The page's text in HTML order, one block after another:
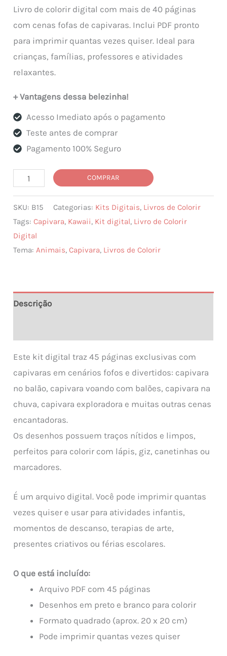
Livro de colorir digital com mais de 40 páginas
com cenas fofas de capivaras. Inclui PDF pronto
para imprimir quantas vezes quiser. Ideal para
crianças, famílias, professores e atividades
relaxantes.
+ Vantagens dessa belezinha!
Acesso Imediato após o pagamento
Teste antes de comprar
Pagamento 100% Seguro
Arquivo
Livro
de
Colorir
–
quantidade
COMPRAR
SKU: B15 Categorias: Kits Digitais, Livros de Colorir
Tags:Capivara, Kawaii, Kit digital, Livro de Colorir
Digital
Tema:Animais,Capivara, Livros de Colorir
Descrição
Este kit digital traz 45 páginas exclusivas com
capivaras em cenários fofos e divertidos: capivara
no balão, capivara voando com balões, capivara na
chuva, capivara exploradora e muitas outras cenas
encantadoras.
Os desenhos possuem traços nítidos e limpos,
perfeitos para colorir com lápis, giz, canetinhas ou
marcadores.
É um arquivo digital. Você pode imprimir quantas
vezes quiser e usar para atividades infantis,
momentos de descanso, terapias de arte,
presentes criativos ou férias escolares.
O que está incluído:
Arquivo PDF com 45 páginas
Desenhos em preto e branco para colorir
Formato quadrado (aprox. 20 x 20 cm)
Pode imprimir quantas vezes quiser